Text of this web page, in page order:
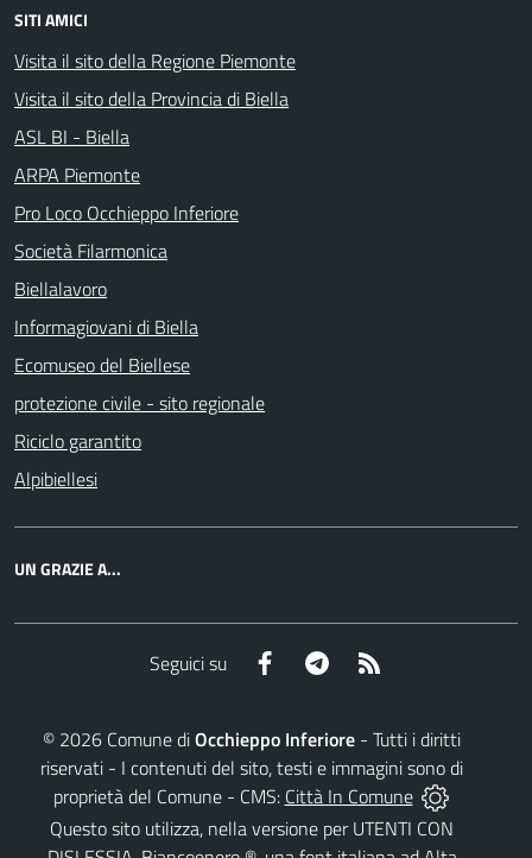
SITI AMICI
Visita il sito della Regione Piemonte
Visita il sito della Provincia di Biella
ASL BI - Biella
ARPA Piemonte
Pro Loco Occhieppo Inferiore
Società Filarmonica
Biellalavoro
Informagiovani di Biella
Ecomuseo del Biellese
protezione civile - sito regionale
Riciclo garantito
Alpibiellesi
UN GRAZIE A...
Seguici su Facebook Telegram
© 2026 Comune diOcchieppo Inferiore - Tutti i diritti
riservati - I contenuti del sito, testi e immagini sono di
proprietà del Comune - CMS: Città In Comune
Questo sito utilizza, nella versione per UTENTI CON